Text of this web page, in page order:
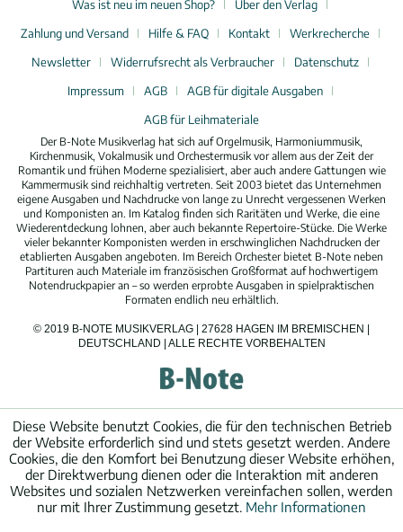
Was ist neu im neuen Shop?
Über den Verlag
Zahlung und Versand
Hilfe & FAQ Kontakt
Werkrecherche
Newsletter
Widerrufsrecht als Verbraucher
Datenschutz
Impressum
AGB
AGB für digitale Ausgaben
AGB für Leihmateriale
Der B-Note Musikverlag hat sich auf Orgelmusik, Harmoniummusik,
Kirchenmusik, Vokalmusik und Orchestermusik vor allem aus der Zeit der
Romantik und frühen Moderne spezialisiert, aber auch andere Gattungen wie
Kammermusik sind reichhaltig vertreten. Seit 2003 bietet das Unternehmen
eigene Ausgaben und Nachdrucke von lange zu Unrecht vergessenen Werken
und Komponisten an. Im Katalog finden sich Raritäten und Werke, die eine
Wiederentdeckung lohnen, aber auch bekannte Repertoire-Stücke. Die Werke
vieler bekannter Komponisten werden in erschwinglichen Nachdrucken der
etablierten Ausgaben angeboten. Im Bereich Orchester bietet B-Note neben
Partituren auch Materiale im französischen Großformat auf hochwertigem
Notendruckpapier an – so werden erprobte Ausgaben in spielpraktischen
Formaten endlich neu erhältlich.
© 2019 B-NOTE MUSIKVERLAG | 27628 HAGEN IM BREMISCHEN |
DEUTSCHLAND | ALLE RECHTE VORBEHALTEN
Diese Website benutzt Cookies, die für den technischen Betrieb
der Website erforderlich sind und stets gesetzt werden. Andere
Cookies, die den Komfort bei Benutzung dieser Website erhöhen,
der Direktwerbung dienen oder die Interaktion mit anderen
Websites und sozialen Netzwerken vereinfachen sollen, werden
nur mit Ihrer Zustimmung gesetzt. Mehr Informationen